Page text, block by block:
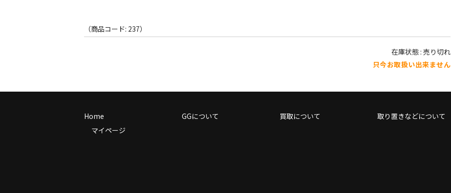
（商品コード: 237）
在庫状態 : 売り切れ
只今お取扱い出来ません
Home
マイページ
GGについて 買取について 取り置きなどについて